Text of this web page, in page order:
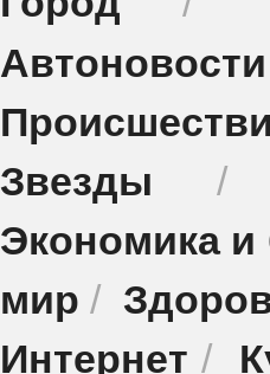
Автоновости
Звезды
Экономика и
мир /
Интернет /